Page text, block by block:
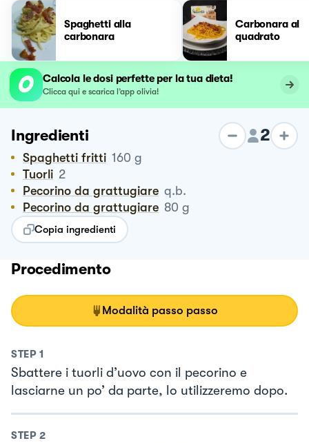
Spaghetti alla
carbonara
Carbonara al
quadrato
Calcola le dosi perfette per la tua dieta!
Clicca qui e scarica l’app olivia!
Ingredienti 2
Spaghetti fritti 160 g
Tuorli 2
Pecorino da grattugiare q.b.
Pecorino da grattugiare 80 g
Copia ingredienti
Procedimento
Modalità passo passo
STEP 1
Sbattere i tuorli d’uovo con il pecorino e
lasciarne un po’ da parte, lo utilizzeremo dopo.
STEP 2